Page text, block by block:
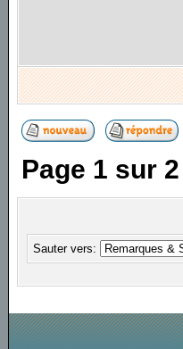
Page 1 sur 2
Sauter vers: